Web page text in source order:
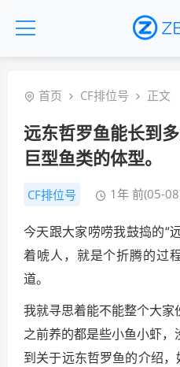
首页 CF排位号 正文
远东哲罗鱼能长到
巨型鱼类的体型。
CF排位号 1年 前(05-
今天跟大家唠唠我鼓捣的“
着唬人，就是个折腾的过
道。
我就寻思着能不能整个大
之前养的都是些小鱼小虾
到关于远东哲罗鱼的介绍，